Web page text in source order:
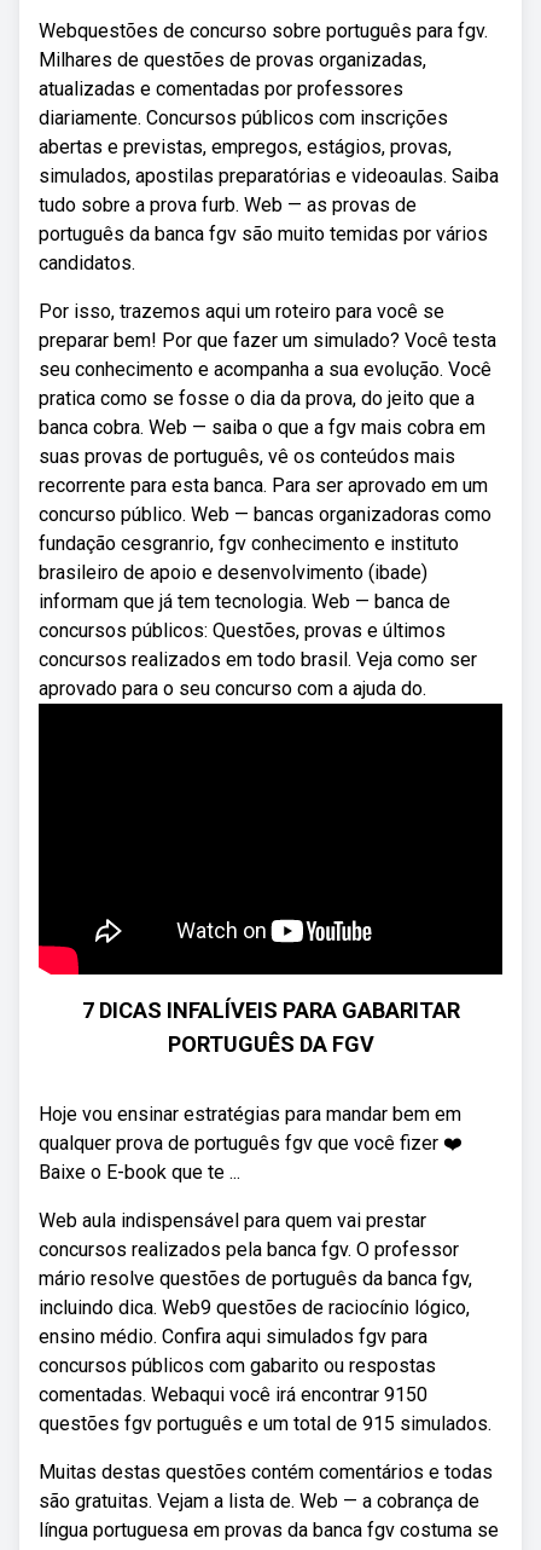
Webquestões de concurso sobre português para fgv.
Milhares de questões de provas organizadas,
atualizadas e comentadas por professores
diariamente. Concursos públicos com inscrições
abertas e previstas, empregos, estágios, provas,
simulados, apostilas preparatórias e videoaulas. Saiba
tudo sobre a prova furb. Web — as provas de
português da banca fgv são muito temidas por vários
candidatos.
Por isso, trazemos aqui um roteiro para você se
preparar bem! Por que fazer um simulado? Você testa
seu conhecimento e acompanha a sua evolução. Você
pratica como se fosse o dia da prova, do jeito que a
banca cobra. Web — saiba o que a fgv mais cobra em
suas provas de português, vê os conteúdos mais
recorrente para esta banca. Para ser aprovado em um
concurso público. Web — bancas organizadoras como
fundação cesgranrio, fgv conhecimento e instituto
brasileiro de apoio e desenvolvimento (ibade)
informam que já tem tecnologia. Web — banca de
concursos públicos: Questões, provas e últimos
concursos realizados em todo brasil. Veja como ser
aprovado para o seu concurso com a ajuda do.
7 DICAS INFALÍVEIS PARA GABARITAR
PORTUGUÊS DA FGV
Hoje vou ensinar estratégias para mandar bem em
qualquer prova de português fgv que você fizer ❤️
Baixe o E-book que te ...
Web️ aula indispensável para quem vai prestar
concursos realizados pela banca fgv. O professor
mário resolve questões de português da banca fgv,
incluindo dica. Web9 questões de raciocínio lógico,
ensino médio. Confira aqui simulados fgv para
concursos públicos com gabarito ou respostas
comentadas. Webaqui você irá encontrar 9150
questões fgv português e um total de 915 simulados.
Muitas destas questões contém comentários e todas
são gratuitas. Vejam a lista de. Web — a cobrança de
língua portuguesa em provas da banca fgv costuma se